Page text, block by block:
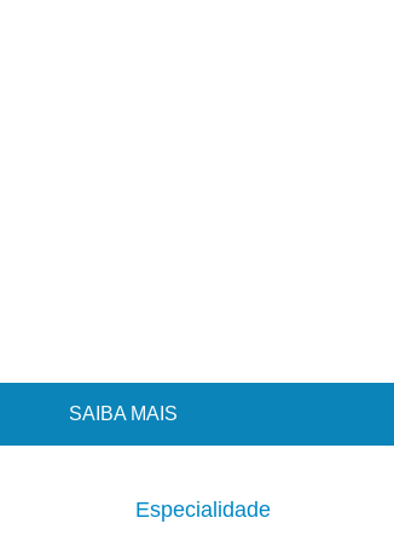
SAIBA MAIS
Especialidade